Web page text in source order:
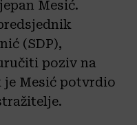
Mesić.
(SDP),
poziv na
je Mesić potvrdio